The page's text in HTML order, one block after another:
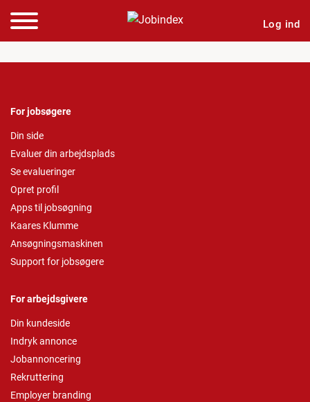
Log ind
For jobsøgere
Din side
Evaluer din arbejdsplads
Se evalueringer
Opret profil
Apps til jobsøgning
Kaares Klumme
Ansøgningsmaskinen
Support for jobsøgere
For arbejdsgivere
Din kundeside
Indryk annonce
Jobannoncering
Rekruttering
Employer branding